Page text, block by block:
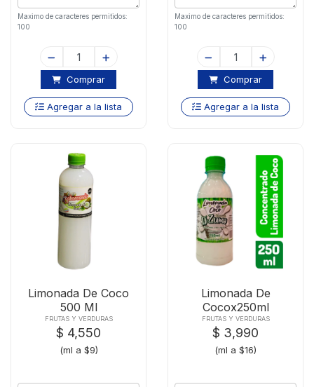
Maximo de caracteres permitidos:
100
Comprar
Agregar a la lista
Maximo de caracteres permitidos:
100
Comprar
Agregar a la lista
Limonada De Coco
500 Ml
FRUTAS Y VERDURAS
$ 4,550
(ml a $9)
Limonada De
Cocox250ml
FRUTAS Y VERDURAS
$ 3,990
(ml a $16)